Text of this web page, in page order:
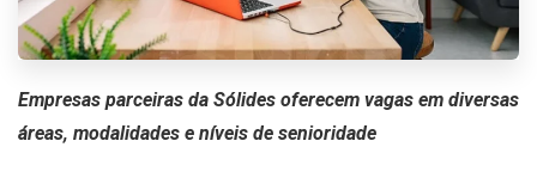
Empresas parceiras da Sólides oferecem vagas em diversas
áreas, modalidades e níveis de senioridade